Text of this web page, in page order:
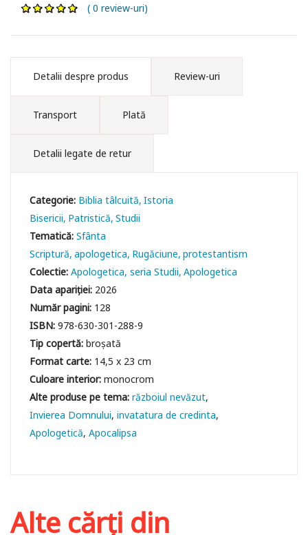
( 0 review-uri)
Detalii despre produs Review-uri
Transport Plată
Detalii legate de retur
Categorie: Biblia tâlcuită Istoria
Bisericii Patristică Studii
Tematică:Sfânta
Scriptură apologetica Rugăciune protestantism
Colectie:Apologetica, seria Studii Apologetica
Data apariției: 2026
Număr pagini: 128
ISBN:978-630-301-288-9
Tip copertă:broșată
Format carte: 14,5 x 23 cm
Culoare interior:monocrom
războiul nevăzut
Invierea Domnului invatatura de credinta
Apologetică Apocalipsa
Alte cărți din